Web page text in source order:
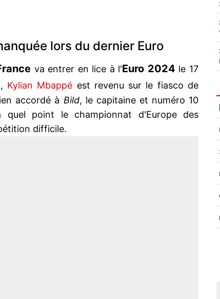
lors du dernier Euro
va entrer en lice à l'Euro 2024 le 17
, Kylian Mbappé est revenu sur le fiasco de
accordé à Bild, le capitaine et numéro 10
quel point le championnat d'Europe des
difficile.